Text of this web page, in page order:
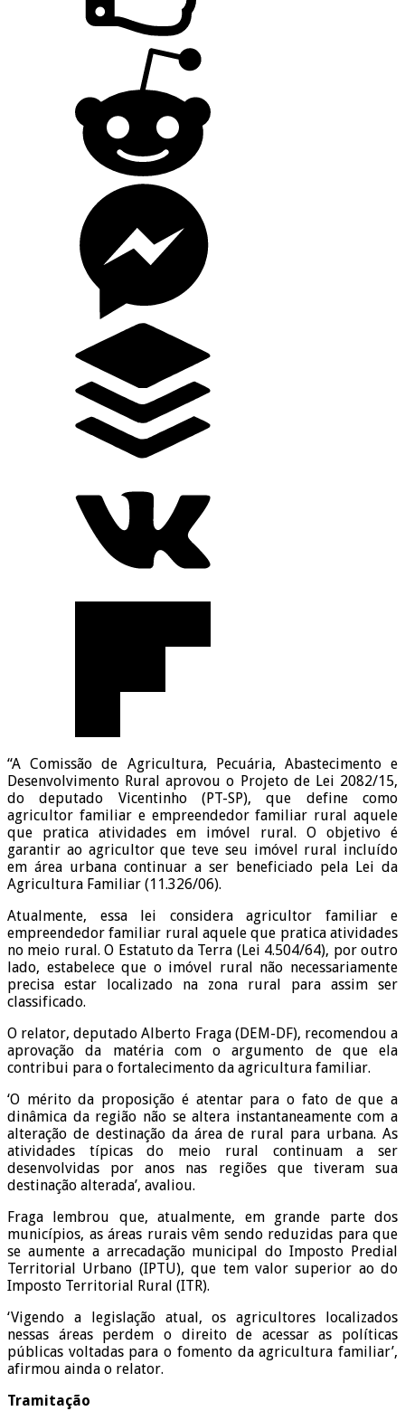
“A Comissão de Agricultura, Pecuária, Abastecimento e
Desenvolvimento Rural aprovou o Projeto de Lei 2082/15,
do deputado Vicentinho (PT-SP), que define como
agricultor familiar e empreendedor familiar rural aquele
que pratica atividades em imóvel rural. O objetivo é
garantir ao agricultor que teve seu imóvel rural incluído
em área urbana continuar a ser beneficiado pela Lei da
Agricultura Familiar (11.326/06).
Atualmente, essa lei considera agricultor familiar e
empreendedor familiar rural aquele que pratica atividades
no meio rural. O Estatuto da Terra (Lei 4.504/64), por outro
lado, estabelece que o imóvel rural não necessariamente
precisa estar localizado na zona rural para assim ser
classificado.
O relator, deputado Alberto Fraga (DEM-DF), recomendou a
aprovação da matéria com o argumento de que ela
contribui para o fortalecimento da agricultura familiar.
‘O mérito da proposição é atentar para o fato de que a
dinâmica da região não se altera instantaneamente com a
alteração de destinação da área de rural para urbana. As
atividades típicas do meio rural continuam a ser
desenvolvidas por anos nas regiões que tiveram sua
destinação alterada’, avaliou.
Fraga lembrou que, atualmente, em grande parte dos
municípios, as áreas rurais vêm sendo reduzidas para que
se aumente a arrecadação municipal do Imposto Predial
Territorial Urbano (IPTU), que tem valor superior ao do
Imposto Territorial Rural (ITR).
‘Vigendo a legislação atual, os agricultores localizados
nessas áreas perdem o direito de acessar as políticas
públicas voltadas para o fomento da agricultura familiar’,
afirmou ainda o relator.
Tramitação